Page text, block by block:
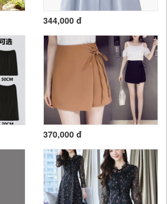
344,000 đ
370,000 đ